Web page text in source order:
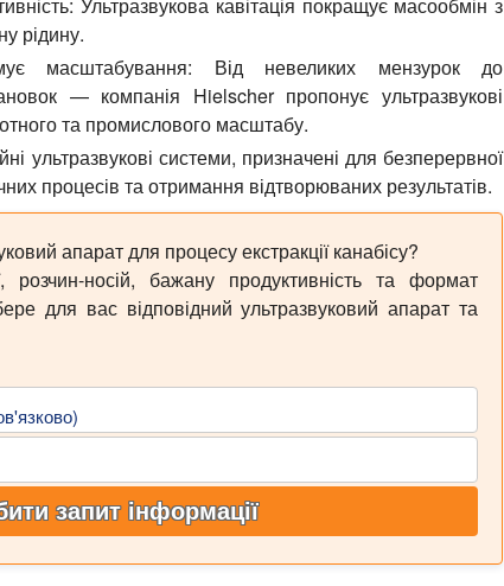
рідину.
масштабування: Від невеликих мензурок до
— компанія Hielscher пропонує ультразвукові
та промислового масштабу.
ультразвукові системи, призначені для безперервної
процесів та отримання відтворюваних результатів.
апарат для процесу екстракції канабісу?
розчин-носій, бажану продуктивність та формат
для вас відповідний ультразвуковий апарат та
запит інформації